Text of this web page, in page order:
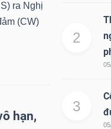
ra Nghị
(CW)
hạn,
2
3